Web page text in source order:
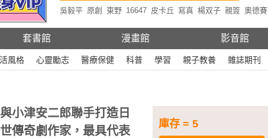
吳毅平 原創 東野 16647 皮卡丘 寫真 楊双子 親簽 奧德賽
套書館 漫畫館 影音館
風格 心靈勵志 醫療保健 科普 學習 親子教養 雜誌期刊
庫存 = 5
小津安二郎聯手打造日
傳奇劇作家，最具代表